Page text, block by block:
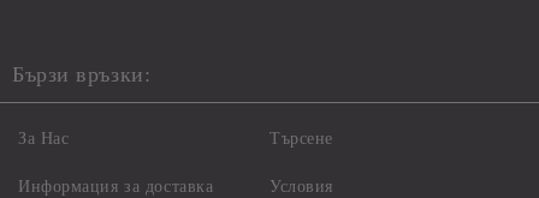
Бързи връзки:
За Нас
Информация за доставка
Търсене
Условия